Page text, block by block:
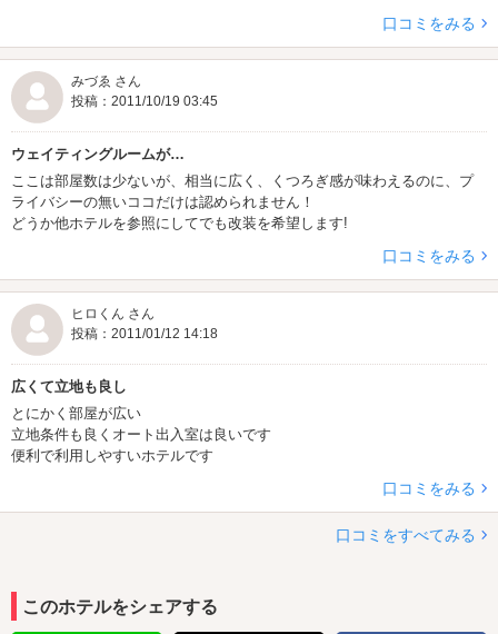
口コミをみる
みづゑ さん
投稿：2011/10/19 03:45
ウェイティングルームが…
ここは部屋数は少ないが、相当に広く、くつろぎ感が味わえるのに、プ
ライバシーの無いココだけは認められません！
どうか他ホテルを参照にしてでも改装を希望します!
口コミをみる
ヒロくん さん
投稿：2011/01/12 14:18
広くて立地も良し
とにかく部屋が広い
立地条件も良くオート出入室は良いです
便利で利用しやすいホテルです
口コミをみる
口コミをすべてみる
このホテルをシェアする